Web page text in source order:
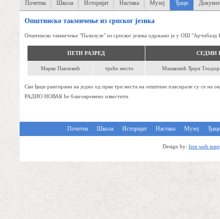
Почетна Школа Историјат Настава Музеј Ђаци
Oпштинско такмичење из српског језика
Општинско такмичење "Палилуле" из српског језика одржано је у ОШ "Арчибалд
ПЕТИ РАЗРЕД СЕДМИ
Марко Павловић треће место Машковић Ђери
Сви ђаци рангирани на једно од прва три места на општини пласирали су се на
РАДИО НОВАК ће благовремено известити.
Почетна Школа Историјат Настава Музеј Ђаци
Design by: free web